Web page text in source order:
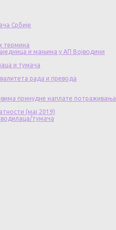
Србије
термина
и мањина у АП Војводини
и тумача
рада и превода
принудне наплате потраживања
(мај 2019)
тумача